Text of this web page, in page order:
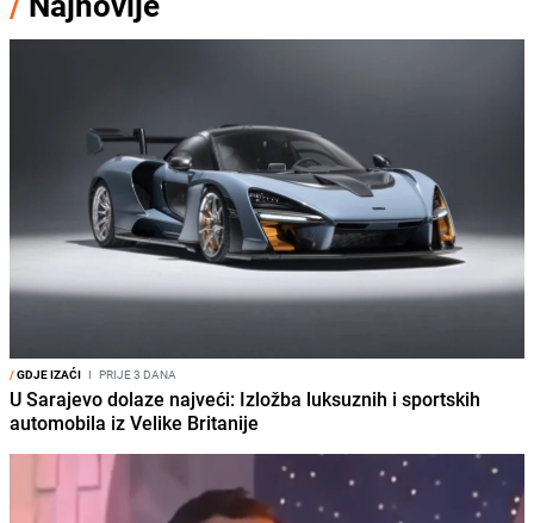
/GDJE IZAĆI I PRIJE 3 DANA
U Sarajevo dolaze najveći: Izložba luksuznih i sportskih
automobila iz Velike Britanije